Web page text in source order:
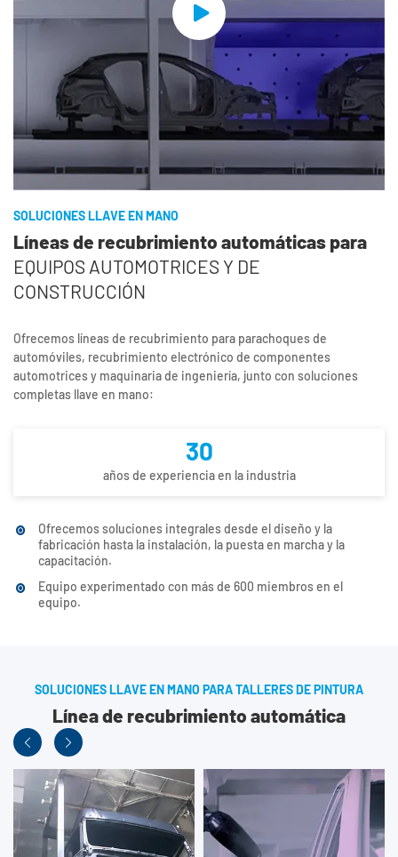
SOLUCIONES LLAVE EN MANO
Líneas de recubrimiento automáticas para
EQUIPOS AUTOMOTRICES Y DE
CONSTRUCCIÓN
Ofrecemos líneas de recubrimiento para parachoques de
automóviles, recubrimiento electrónico de componentes
automotrices y maquinaria de ingeniería, junto con soluciones
completas llave en mano:
30
años de experiencia en la industria
Ofrecemos soluciones integrales desde el diseño y la
fabricación hasta la instalación, la puesta en marcha y la
capacitación.
Equipo experimentado con más de 600 miembros en el
equipo.
SOLUCIONES LLAVE EN MANO PARA TALLERES DE PINTURA
Línea de recubrimiento automática